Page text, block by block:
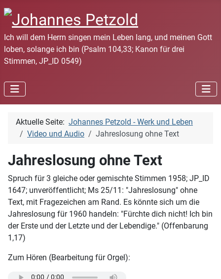
Ich will dem Herrn singen mein Leben lang, und meinen Gott
loben, solange ich bin (Psalm 104,33; Kanon für drei
Stimmen, JP_ID 0549)
Aktuelle Seite: Johannes Petzold - Werk und Leben
Video und Audio
Jahreslosung ohne Text
Jahreslosung ohne Text
Spruch für 3 gleiche oder gemischte Stimmen 1958; JP_ID
1647; unveröffentlicht; Ms 25/11: "Jahreslosung" ohne
Text, mit Fragezeichen am Rand. Es könnte sich um die
Jahreslosung für 1960 handeln: "Fürchte dich nicht! Ich bin
der Erste und der Letzte und der Lebendige." (Offenbarung
1,17)
Zum Hören (Bearbeitung für Orgel):